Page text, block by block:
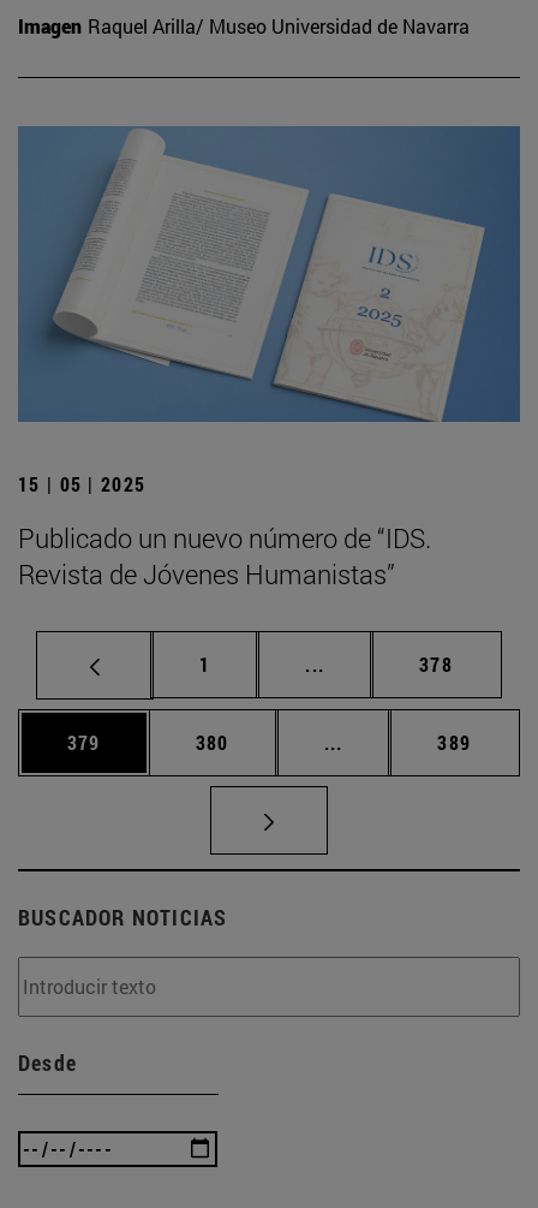
Imagen Raquel Arilla/ Museo Universidad de Navarra
15 | 05 | 2025
Publicado un nuevo número de “IDS.
Revista de Jóvenes Humanistas”
Página
1 ... Páginas intermedias
Página
378
Página
379 Página
380 ... Páginas intermedias
Página
389
BUSCADOR NOTICIAS
Desde